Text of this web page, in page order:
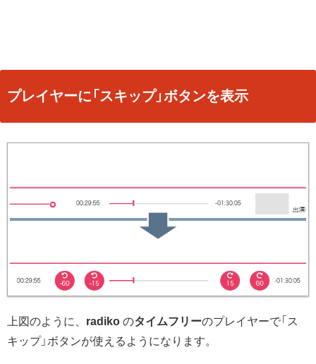
プレイヤーに「スキップ」ボタンを表示
上図のように、 radiko のタイムフリーのプレイヤーで「ス
キップ」ボタンが使えるようになります。